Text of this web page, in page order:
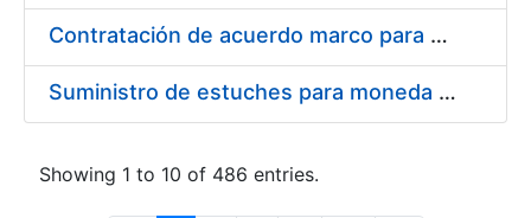
Contratación de acuerdo marco para el Suministro de Material de Electricidad para la Fábrica Nacional de Moneda y Timbre-Real Casa de la Moneda en su centro de trabajo de Burgos
Suministro de estuches para moneda de 30 €
Showing 1 to 10 of 486 entries.